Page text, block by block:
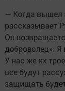
— Когда вышел
рассказывает
Он
доброволец». Я
У нас же их
все будут
защищать